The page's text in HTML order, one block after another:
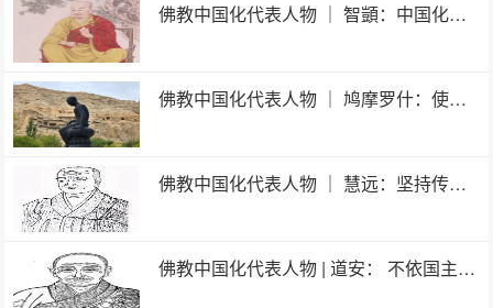
佛教中国化代表人物 ｜ 智顗：中国化佛教的第一位创宗者
佛教中国化代表人物 ｜ 鸠摩罗什：使中国佛经翻译出现质的飞跃
佛教中国化代表人物 ｜ 慧远：坚持传统，又因应时代而调适
佛教中国化代表人物 | 道安： 不依国主则法事难立